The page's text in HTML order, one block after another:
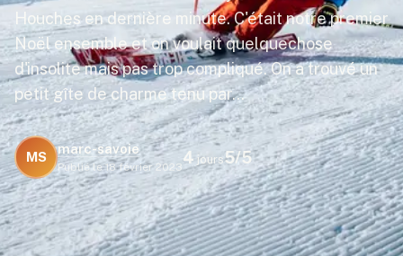
Houches en dernière minute. C'était notre premier
Noël ensemble et on voulait quelquechose
d'insolite mais pas trop compliqué. On a trouvé un
petit gîte de charme tenu par…
MS
marc-savoie
Publié le 18 février 2023
4 jours5/5